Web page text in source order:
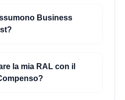
Business
la mia RAL con il